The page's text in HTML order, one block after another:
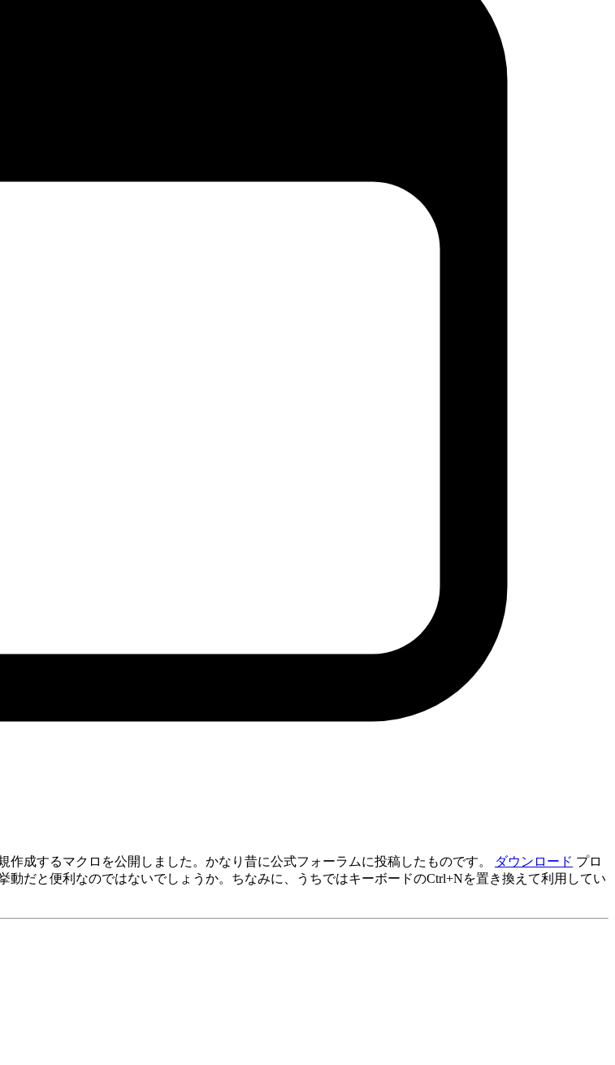
成するマクロを公開しました。かなり昔に公式フォーラムに投稿したものです。 ダウンロード プロ
だと便利なのではないでしょうか。ちなみに、うちではキーボードのCtrl+Nを置き換えて利用してい